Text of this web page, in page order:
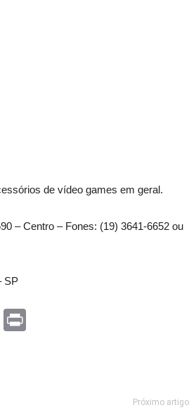
de vídeo games em geral.
– Centro – Fones: (19) 3641-6652 ou
SP
Copy
Próximo artigo